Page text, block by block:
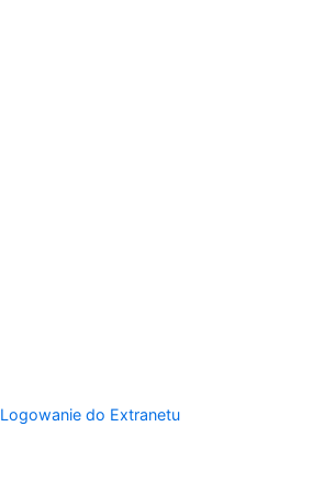
Logowanie do Extranetu